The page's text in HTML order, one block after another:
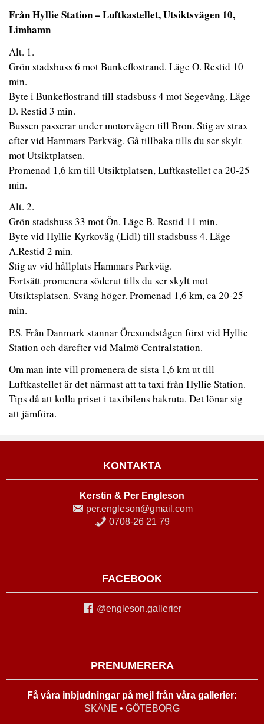
Från Hyllie Station – Luftkastellet, Utsiktsvägen 10,
Limhamn
Alt. 1.
Grön stadsbuss 6 mot Bunkeflostrand. Läge O. Restid 10
min.
Byte i Bunkeflostrand till stadsbuss 4 mot Segevång. Läge
D. Restid 3 min.
Bussen passerar under motorvägen till Bron. Stig av strax
efter vid Hammars Parkväg. Gå tillbaka tills du ser skylt
mot Utsiktplatsen.
Promenad 1,6 km till Utsiktplatsen, Luftkastellet ca 20-25
min.
Alt. 2.
Grön stadsbuss 33 mot Ön. Läge B. Restid 11 min.
Byte vid Hyllie Kyrkoväg (Lidl) till stadsbuss 4. Läge
A.Restid 2 min.
Stig av vid hållplats Hammars Parkväg.
Fortsätt promenera söderut tills du ser skylt mot
Utsiktsplatsen. Sväng höger. Promenad 1,6 km, ca 20-25
min.
P.S. Från Danmark stannar Öresundstågen först vid Hyllie
Station och därefter vid Malmö Centralstation.
Om man inte vill promenera de sista 1,6 km ut till
Luftkastellet är det närmast att ta taxi från Hyllie Station.
Tips då att kolla priset i taxibilens bakruta. Det lönar sig
att jämföra.
KONTAKTA
Kerstin & Per Engleson
per.engleson@gmail.com
0708-26 21 79
FACEBOOK
@engleson.gallerier
PRENUMERERA
Få våra inbjudningar på mejl från våra gallerier:
SKÅNE • GÖTEBORG